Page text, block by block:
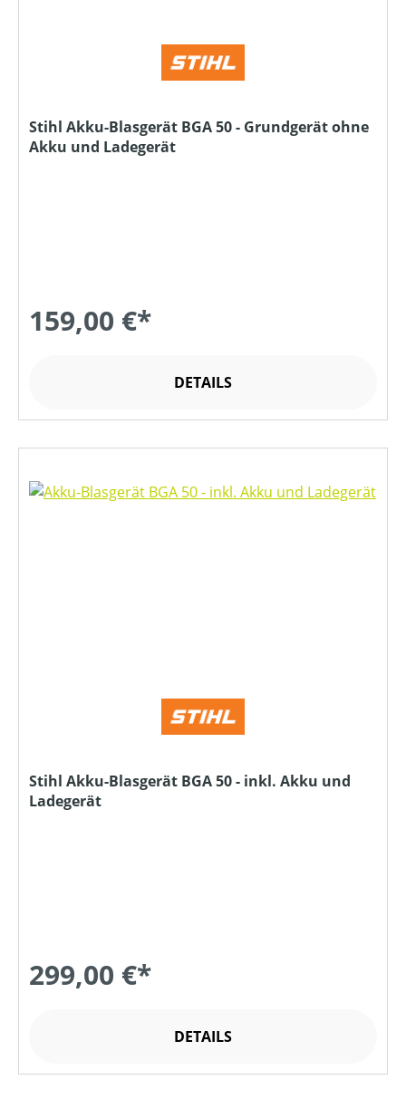
Stihl Akku-Blasgerät BGA 50 - Grundgerät ohne
Akku und Ladegerät
159,00 €*
DETAILS
Stihl Akku-Blasgerät BGA 50 - inkl. Akku und
Ladegerät
299,00 €*
DETAILS